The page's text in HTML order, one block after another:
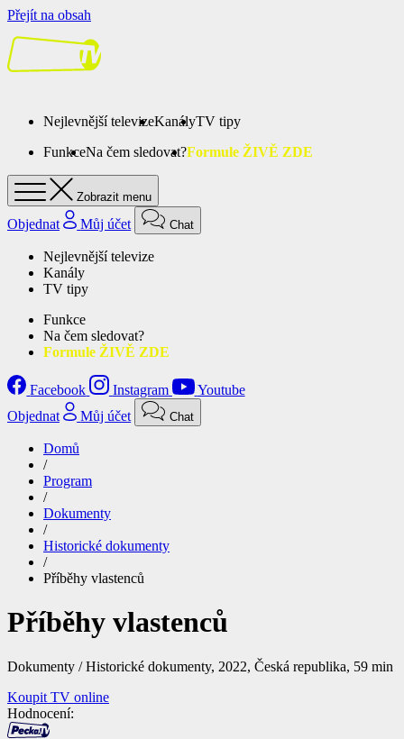
Přejít na obsah
Nejlevnější televizeKanályTV tipy
FunkceNa čem sledovat?Formule ŽIVĚ ZDE
Zobrazit menu
Objednat Můj účet Chat
Nejlevnější televize
Kanály
TV tipy
Funkce
Na čem sledovat?
Formule ŽIVĚ ZDE
Facebook Instagram
Youtube
Objednat
Můj účet Chat
Domů
/
Program
/
Dokumenty
/
Historické dokumenty
/
Příběhy vlastenců
Příběhy vlastenců
Dokumenty / Historické dokumenty, 2022, Česká republika, 59 min
Koupit TV online
Hodnocení: